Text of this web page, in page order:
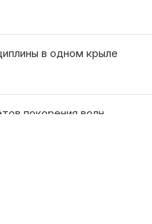
в одном крыле
покорения волн